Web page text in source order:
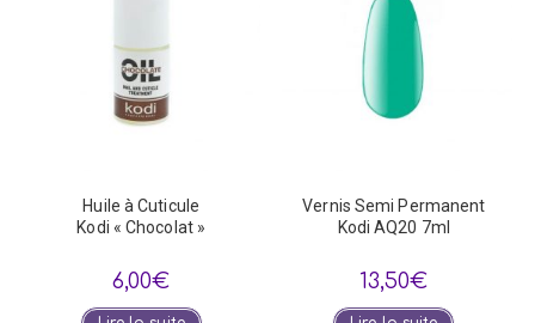
Huile à Cuticule
Kodi « Chocolat »
6,00€
Vernis Semi Permanent
Kodi AQ20 7ml
13,50€